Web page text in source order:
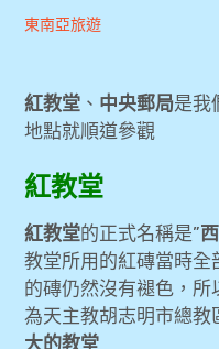
美洲旅遊
[胡志明旅遊] 胡
菁英艙(豪華
[飛行紀錄] 長
菁英艙(豪華
Andrew
2018-
東南亞旅遊
紅教堂 、 中央郵局是我
地點就順道參觀
紅教堂
紅教堂的正式名稱是”
教堂所用的紅磚當時全
的磚仍然沒有褪色，所
為天主教胡志明市總教
大的教堂